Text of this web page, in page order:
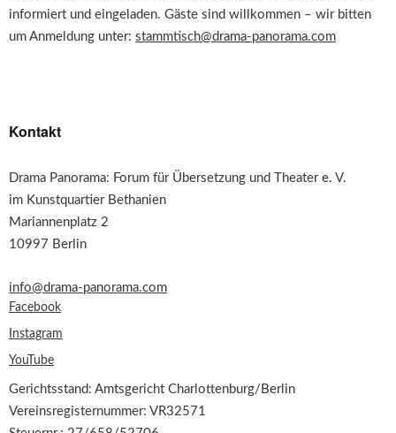
informiert und eingeladen. Gäste sind willkommen – wir bitten
um Anmeldung unter: stammtisch@drama-panorama.com
Kontakt
Drama Panorama: Forum für Übersetzung und Theater e. V.
im Kunstquartier Bethanien
Mariannenplatz 2
10997 Berlin
info@drama-panorama.com
Facebook
Instagram
YouTube
Gerichtsstand: Amtsgericht Charlottenburg/Berlin
Vereinsregisternummer: VR32571